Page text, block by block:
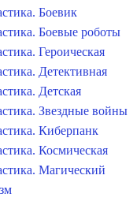
Боевик
Боевые роботы
Героическая
Детективная
Детская
Звездные войны
Киберпанк
Космическая
Магический